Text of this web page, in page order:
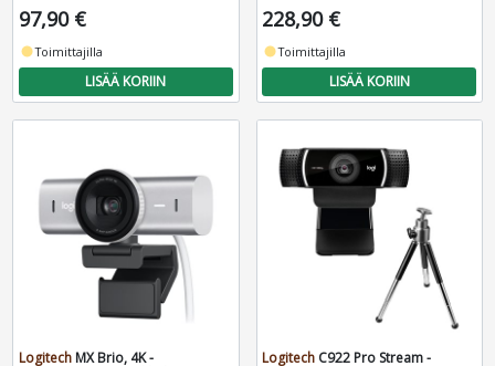
97,90 €
fiber_manual_recordToimittajilla
LISÄÄ KORIIN
228,90 €
fiber_manual_recordToimittajilla
LISÄÄ KORIIN
Logitech MX Brio, 4K -
Logitech C922 Pro Stream -